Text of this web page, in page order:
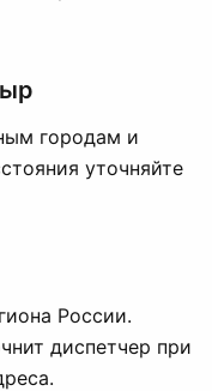
городам и
уточняйте
России.
диспетчер при